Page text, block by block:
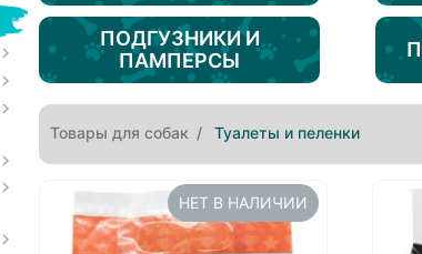
ПОДГУЗНИКИ И
ПАМПЕРСЫ
Товары для собак Туалеты и пеленки
НЕТ В НАЛИЧИИ